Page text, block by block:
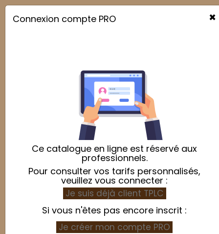

Ustensile de préparation
Showing 31-60 of 86 item(s)
×
Connexion compte PRO
Ce catalogue en ligne est réservé aux
professionnels.
Pour consulter vos tarifs personnalisés,
veuillez vous connecter :
Je suis déjà client TPLC
Si vous n'êtes pas encore inscrit :
Je créer mon compte PRO